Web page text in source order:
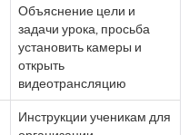
Объяснение цели и
задачи урока, просьба
установить камеры и
открыть
видеотрансляцию
Инструкции ученикам для